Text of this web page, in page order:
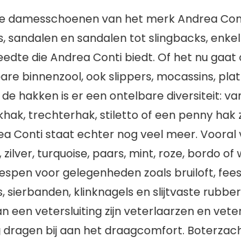
damesschoenen van het merk Andrea
en sandalen tot slingbacks,
die Andrea Conti biedt. Of het nu
binnenzool, ook slippers, mocassins,
hakken is er een ontelbare diversiteit:
trechterhak, stiletto of een penny
Conti staat echter nog veel meer. Vooral
zilver, turquoise, paars, mint, roze, bordo
voor gelegenheden zoals bruiloft,
klinknagels en slijtvaste
een vetersluiting zijn veterlaarzen en
bij aan het draagcomfort.